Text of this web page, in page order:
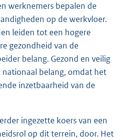
werknemers bepalen de
op de werkvloer.
leiden tot een hogere
gezondheid van de
belang. Gezond en veilig
belang, omdat het
inzetbaarheid van de
ingezette koers van een
op dit terrein, door. Het